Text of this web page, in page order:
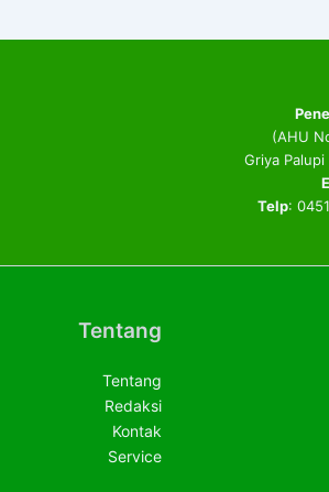
(AHU
Griya
Telp:
Tentang
Tentang
Redaksi
Kontak
Service